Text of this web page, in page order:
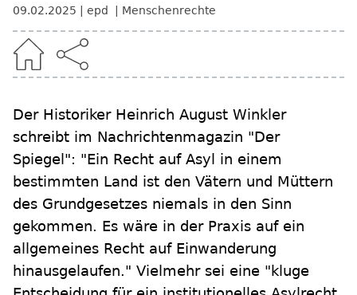
09.02.2025 epd Menschenrechte
Der Historiker Heinrich August Winkler
schreibt im Nachrichtenmagazin "Der
Spiegel": "Ein Recht auf Asyl in einem
bestimmten Land ist den Vätern und Müttern
des Grundgesetzes niemals in den Sinn
gekommen. Es wäre in der Praxis auf ein
allgemeines Recht auf Einwanderung
hinausgelaufen." Vielmehr sei eine "kluge